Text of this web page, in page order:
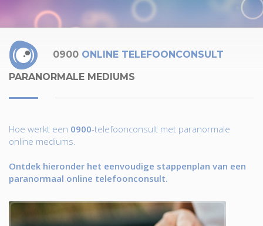
0900 ONLINE TELEFOONCONSULT
PARANORMALE MEDIUMS
Hoe werkt een 0900-telefoonconsult met paranormale
online mediums.
Ontdek hieronder het eenvoudige stappenplan van een
paranormaal online telefoonconsult.